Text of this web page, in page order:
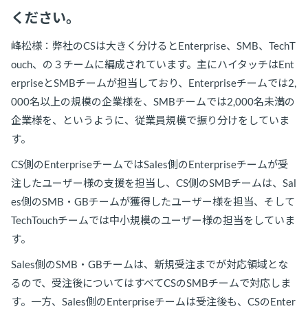
ください。
峰松様：弊社のCSは大きく分けるとEnterprise、SMB、TechT
ouch、の３チームに編成されています。主にハイタッチはEnt
erpriseとSMBチームが担当しており、Enterpriseチームでは2,
000名以上の規模の企業様を、SMBチームでは2,000名未満の
企業様を、というように、従業員規模で振り分けをしていま
す。
CS側のEnterpriseチームではSales側のEnterpriseチームが受
注したユーザー様の支援を担当し、CS側のSMBチームは、Sal
es側のSMB・GBチームが獲得したユーザー様を担当、そして
TechTouchチームでは中小規模のユーザー様の担当をしていま
す。
Sales側のSMB・GBチームは、新規受注までが対応領域とな
るので、受注後についてはすべてCSのSMBチームで対応しま
す。一方、Sales側のEnterpriseチームは受注後も、CSのEnter